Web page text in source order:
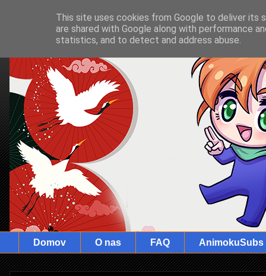
Domov O nas FAQ AnimokuSubs
This site uses cookies from Google to deliver its
are shared with Google along with performance
statistics, and to detect and address abuse.